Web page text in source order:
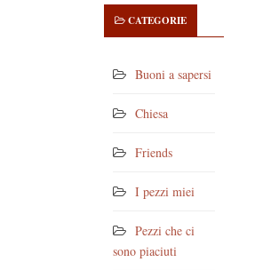
CATEGORIE
Buoni a sapersi
Chiesa
Friends
I pezzi miei
Pezzi che ci
sono piaciuti